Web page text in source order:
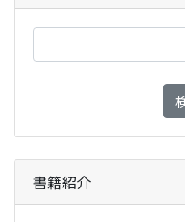
書籍紹介